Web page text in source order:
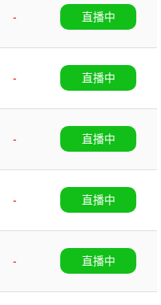
-
直播中
-
直播中
-
直播中
-
直播中
-
直播中